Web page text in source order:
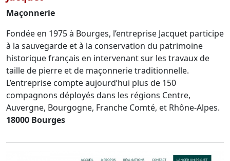
Maçonnerie
Fondée en 1975 à Bourges, l’entreprise Jacquet participe
à la sauvegarde et à la conservation du patrimoine
historique français en intervenant sur les travaux de
taille de pierre et de maçonnerie traditionnelle.
L’entreprise compte aujourd’hui plus de 150
compagnons déployés dans les régions Centre,
Auvergne, Bourgogne, Franche Comté, et Rhône-Alpes.
18000 Bourges